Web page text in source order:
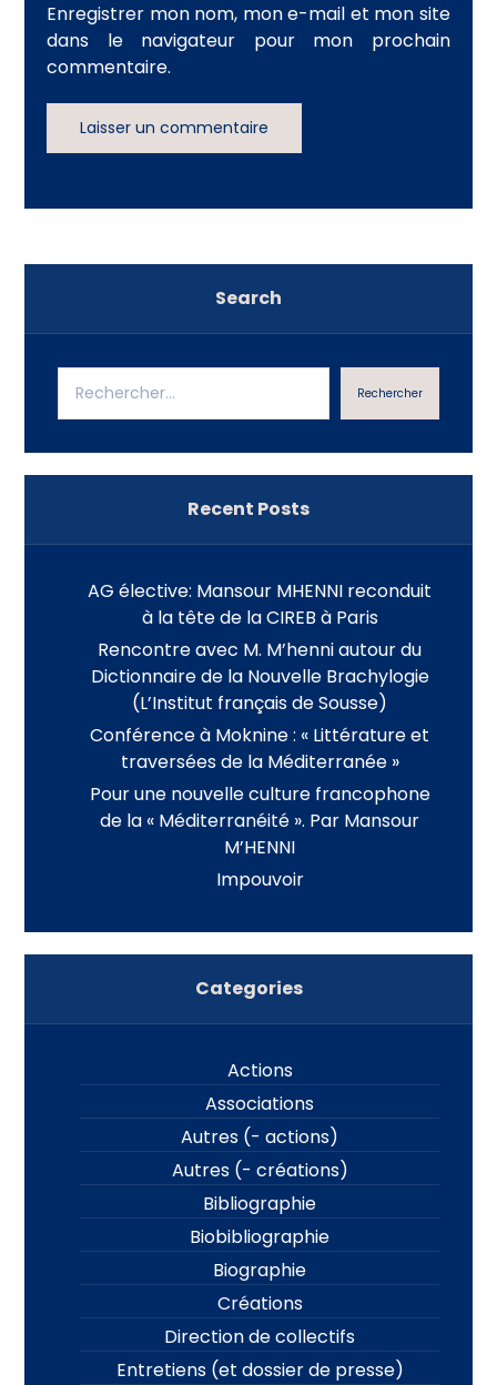
Enregistrer mon nom, mon e-mail et mon site
dans le navigateur pour mon prochain
commentaire.
Laisser un commentaire
Search
Rechercher
Recent Posts
AG élective: Mansour MHENNI reconduit
à la tête de la CIREB à Paris
Rencontre avec M. M’henni autour du
Dictionnaire de la Nouvelle Brachylogie
(L’Institut français de Sousse)
Conférence à Moknine : « Littérature et
traversées de la Méditerranée »
Pour une nouvelle culture francophone
de la « Méditerranéité ». Par Mansour
M’HENNI
Impouvoir
Categories
Actions
Associations
Autres (- actions)
Autres (- créations)
Bibliographie
Biobibliographie
Biographie
Créations
Direction de collectifs
Entretiens (et dossier de presse)